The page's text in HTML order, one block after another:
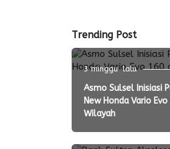
Trending Post
3 minggu lalu
Asmo Sulsel Inisiasi
New Honda Vario
Wilayah